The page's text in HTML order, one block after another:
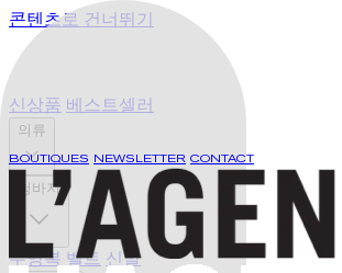
콘텐츠로 건너뛰기
BOUTIQUES NEWSLETTER CONTACT
신상품 베스트셀러
의류
청바지
수영복 벨트 신발